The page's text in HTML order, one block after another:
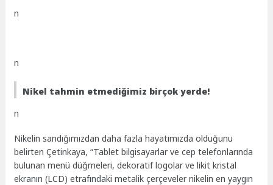
n
n
Nikel tahmin etmediğimiz birçok yerde!
n
Nikelin sandığımızdan daha fazla hayatımızda olduğunu
belirten Çetinkaya, “Tablet bilgisayarlar ve cep telefonlarında
bulunan menü düğmeleri, dekoratif logolar ve likit kristal
ekranın (LCD) etrafındaki metalik çerçeveler nikelin en yaygın